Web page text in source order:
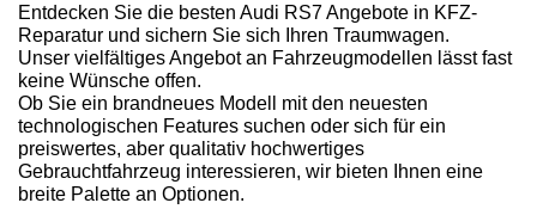
Entdecken Sie die besten Audi RS7 Angebote in KFZ-
Reparatur und sichern Sie sich Ihren Traumwagen.
Unser vielfältiges Angebot an Fahrzeugmodellen lässt fast
keine Wünsche offen.
Ob Sie ein brandneues Modell mit den neuesten
technologischen Features suchen oder sich für ein
preiswertes, aber qualitativ hochwertiges
Gebrauchtfahrzeug interessieren, wir bieten Ihnen eine
breite Palette an Optionen.